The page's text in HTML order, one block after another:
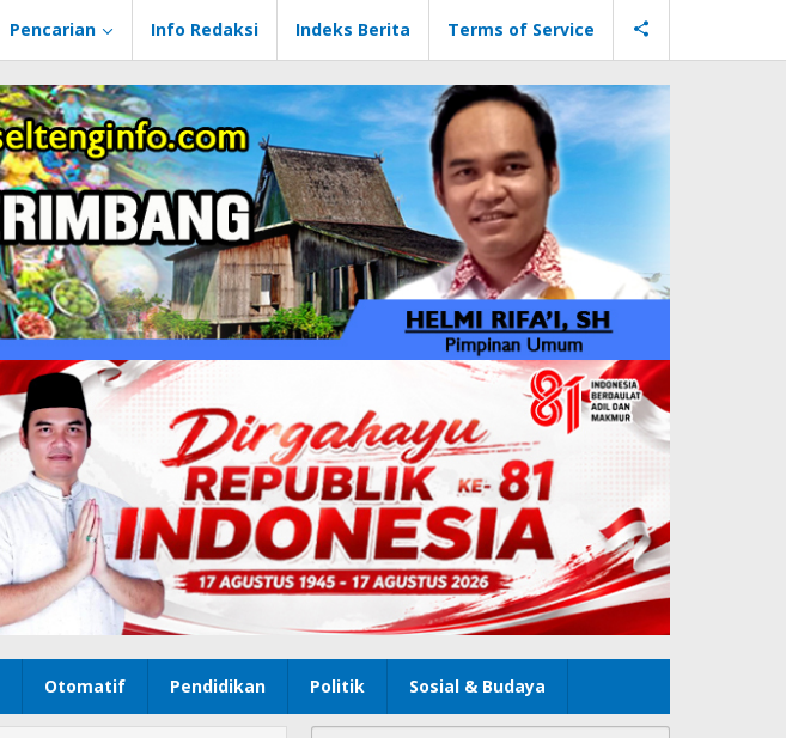
Pencarian Info Redaksi Indeks Berita Terms of Service
Otomatif Pendidikan Politik Sosial & Budaya